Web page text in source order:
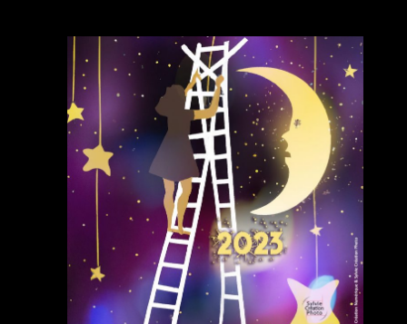
pompiers
de
Lisieux